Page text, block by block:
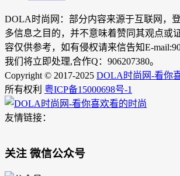
DOLA时尚网：部分内容来源于互联网，
多信息之目的，并不意味着赞同其观点或
容仅供参考，如有侵权请来信告知E-
我们将立即处理,合作Q：906207380。
Copyright © 2017-2025 DOLA时尚网-看你
所有权利 粤ICP备15000698号-1
友情链接：
关注 微信公众号